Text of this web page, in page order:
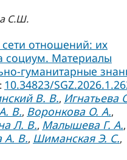
С.Ш.
отношений: их
социум. Материалы
гуманитарные
10.34823/
В. В., Игнатьева
В., Воронкова О. А.,
Л. В., Малышева Г. А.,
А. В., Шиманская Э. С.,